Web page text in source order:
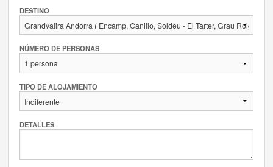
DESTINO
NÚMERO DE PERSONAS
TIPO DE ALOJAMIENTO
DETALLES